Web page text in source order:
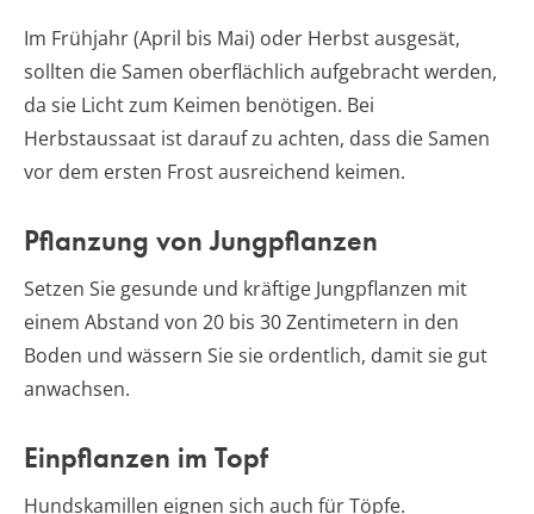
Im Frühjahr (April bis Mai) oder Herbst ausgesät,
sollten die Samen oberflächlich aufgebracht werden,
da sie Licht zum Keimen benötigen. Bei
Herbstaussaat ist darauf zu achten, dass die Samen
vor dem ersten Frost ausreichend keimen.
Pflanzung von Jungpflanzen
Setzen Sie gesunde und kräftige Jungpflanzen mit
einem Abstand von 20 bis 30 Zentimetern in den
Boden und wässern Sie sie ordentlich, damit sie gut
anwachsen.
Einpflanzen im Topf
Hundskamillen eignen sich auch für Töpfe.